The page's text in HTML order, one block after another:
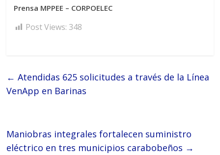
Prensa MPPEE – CORPOELEC
Post Views: 348
← Atendidas 625 solicitudes a través de la Línea
VenApp en Barinas
Maniobras integrales fortalecen suministro
eléctrico en tres municipios carabobeños →